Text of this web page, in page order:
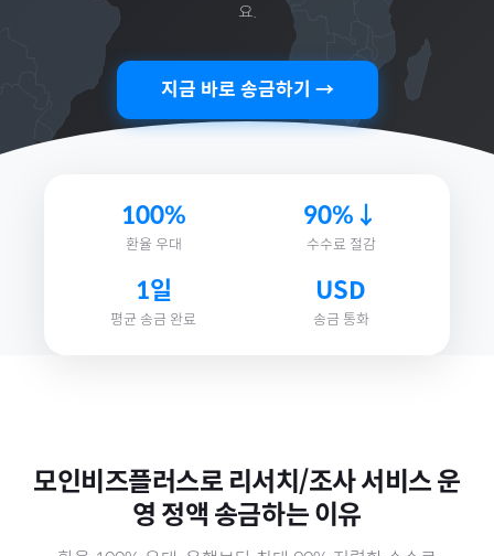
요.
지금 바로 송금하기 →
100%
환율 우대
90%↓
수수료 절감
1일
평균 송금 완료
USD
송금 통화
모인비즈플러스로 리서치/조사 서비스 운
영 정액 송금하는 이유